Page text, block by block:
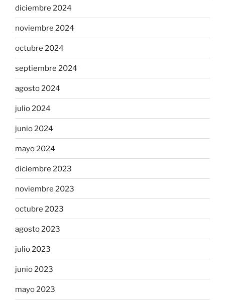
diciembre 2024
noviembre 2024
octubre 2024
septiembre 2024
agosto 2024
julio 2024
junio 2024
mayo 2024
diciembre 2023
noviembre 2023
octubre 2023
agosto 2023
julio 2023
junio 2023
mayo 2023